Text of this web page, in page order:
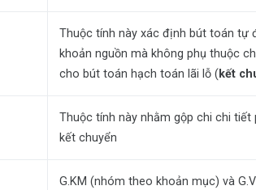
Thuộc tính này xác định bút toán tự
khoản nguồn mà không phụ thuộc
cho bút toán hạch toán lãi lỗ ( kết
Thuộc tính này nhằm gộp chi chi
kết chuyển
G.KM (nhóm theo khoản mục) và